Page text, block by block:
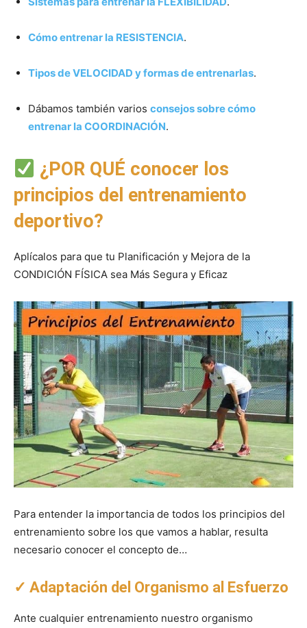
Cómo entrenar la RESISTENCIA.
Tipos de VELOCIDAD y formas de entrenarlas.
Dábamos también varios consejos sobre cómo
entrenar la COORDINACIÓN.
¿POR QUÉ conocer los
principios del entrenamiento
deportivo?
Aplícalos para que tu Planificación y Mejora de la
CONDICIÓN FÍSICA sea Más Segura y Eficaz
Para entender la importancia de todos los principios del
entrenamiento sobre los que vamos a hablar, resulta
necesario conocer el concepto de…
✓ Adaptación del Organismo al Esfuerzo
Ante cualquier entrenamiento nuestro organismo